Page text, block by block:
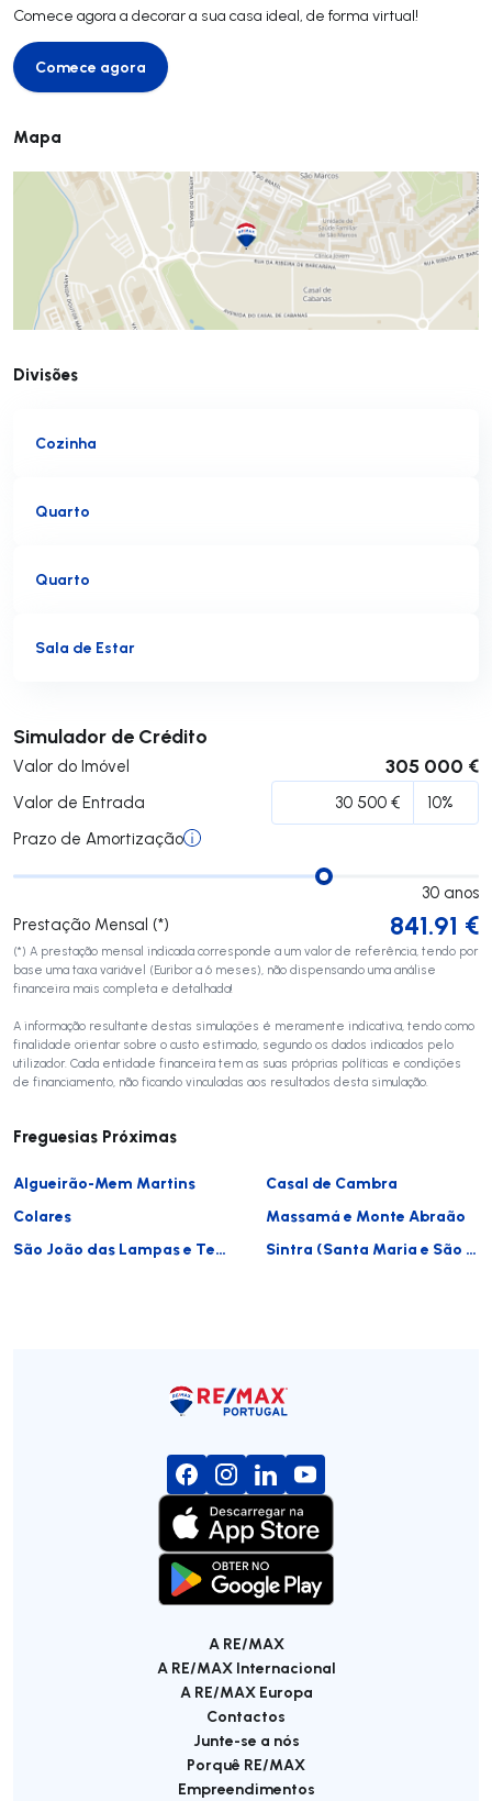
Comece agora a decorar a sua casa ideal, de forma virtual!
Comece agora
Comece agora
Mapa
Divisões
Cozinha
Quarto
Quarto
Sala de Estar
Simulador de Crédito
Valor do Imóvel 305 000 €
Valor de Entrada
Prazo de Amortização
30 anos
Prestação Mensal (*)
841.91 €
(*) A prestação mensal indicada corresponde a um valor de referência, tendo por
base uma taxa variável (Euribor a 6 meses), não dispensando uma análise
financeira mais completa e detalhada!
A informação resultante destas simulações é meramente indicativa, tendo como
finalidade orientar sobre o custo estimado, segundo os dados indicados pelo
utilizador. Cada entidade financeira tem as suas próprias políticas e condições
de financiamento, não ficando vinculadas aos resultados desta simulação.
Submeter
Freguesias Próximas
Algueirão-Mem Martins
Casal de Cambra
Colares
Massamá e Monte Abraão
São João das Lampas e Terrugem
Sintra (Santa Maria e São Miguel, São Martinho e São Pedro de Penaferrim)
A RE/MAX
A RE/MAX Internacional
A RE/MAX Europa
Contactos
Junte-se a nós
Porquê RE/MAX
Empreendimentos